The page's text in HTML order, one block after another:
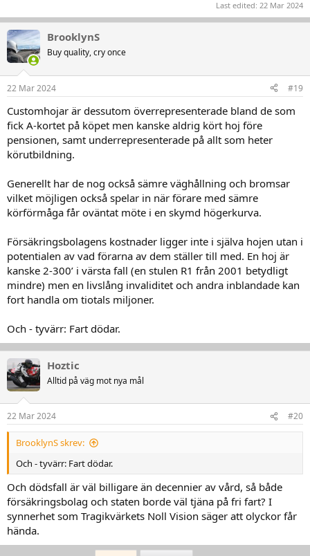
Last edited: 22 Mar 2024
BrooklynS
Buy quality, cry once
22 Mar 2024 #19
Customhojar är dessutom överrepresenterade bland de som
fick A-kortet på köpet men kanske aldrig kört hoj före
pensionen, samt underrepresenterade på allt som heter
körutbildning.
Generellt har de nog också sämre väghållning och bromsar
vilket möjligen också spelar in när förare med sämre
körförmåga får oväntat möte i en skymd högerkurva.
Försäkringsbolagens kostnader ligger inte i själva hojen utan i
potentialen av vad förarna av dem ställer till med. En hoj är
kanske 2-300’ i värsta fall (en stulen R1 från 2001 betydligt
mindre) men en livslång invaliditet och andra inblandade kan
fort handla om tiotals miljoner.
Och - tyvärr: Fart dödar.
Hoztic
Alltid på väg mot nya mål
22 Mar 2024 #20
BrooklynS skrev:
Och - tyvärr: Fart dödar.
Och dödsfall är väl billigare än decennier av vård, så både
försäkringsbolag och staten borde väl tjäna på fri fart? I
synnerhet som Tragikvärkets Noll Vision säger att olyckor får
hända.